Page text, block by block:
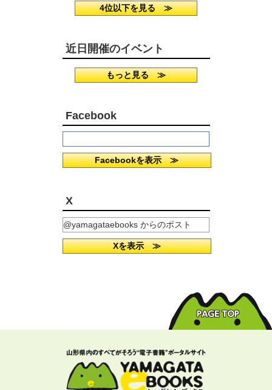
4位以下を見る ≫
近日開催のイベント
もっと見る ≫
Facebook
Facebookを表示 ≫
X
@yamagataebooks からのポスト
Xを表示 ≫